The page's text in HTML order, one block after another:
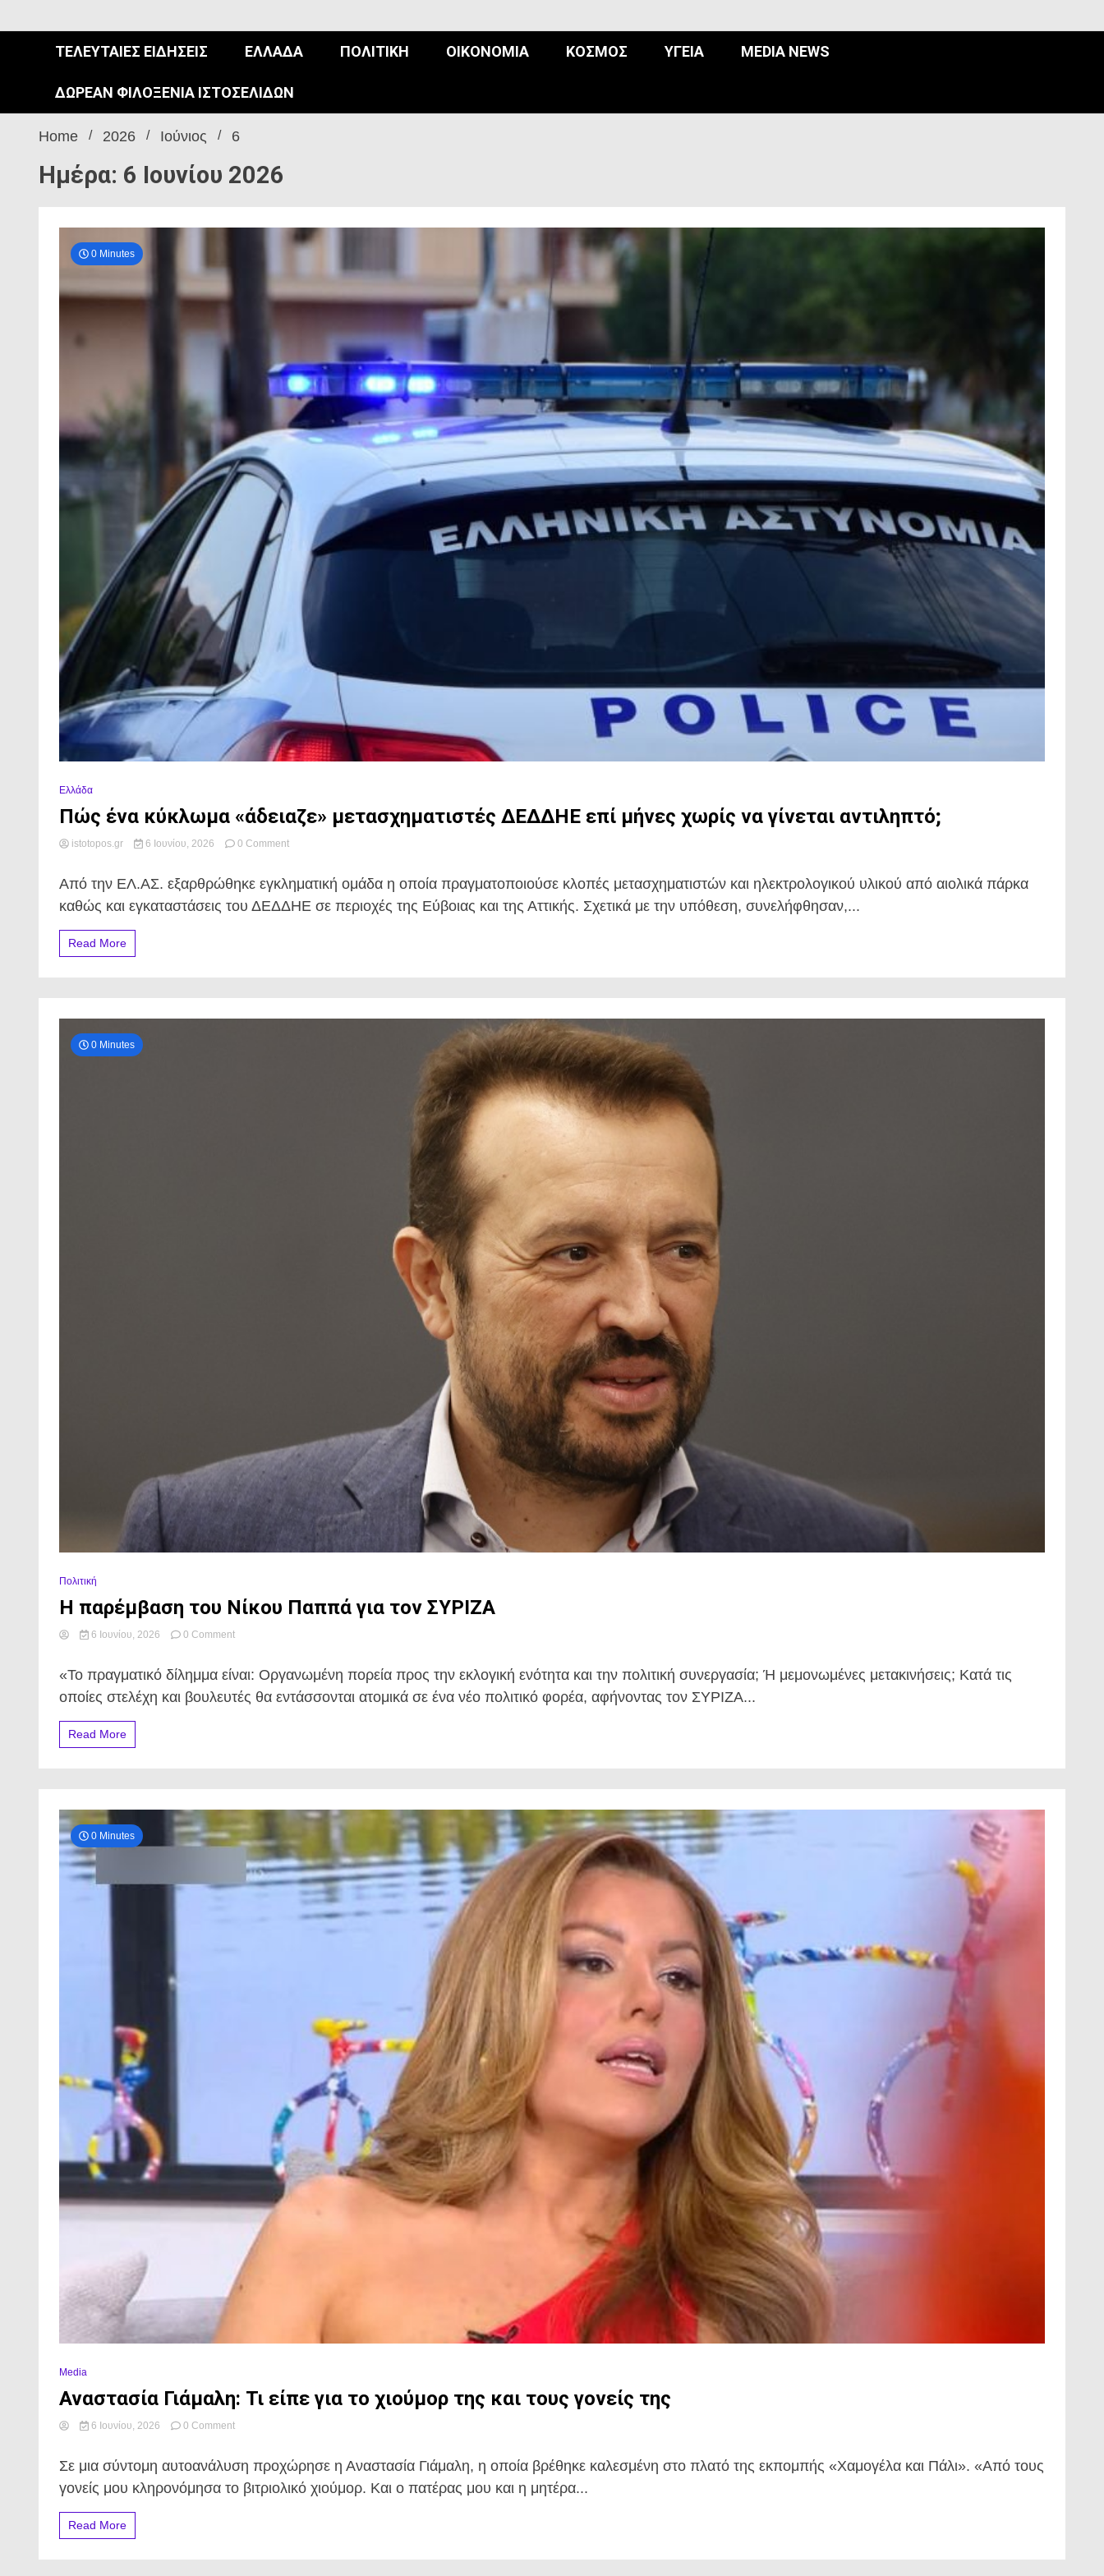
ΤΕΛΕΥΤΑΊΕΣ ΕΙΔΉΣΕΙΣ ΕΛΛΆΔΑ ΠΟΛΙΤΙΚΉ ΟΙΚΟΝΟΜΊΑ ΚΌΣΜΟΣ ΥΓΕΊΑ MEDIA NEWS
ΔΩΡΕΆΝ ΦΙΛΟΞΕΝΊΑ ΙΣΤΟΣΕΛΊΔΩΝ
Home 2026 Ιούνιος 6
Ημέρα: 6 Ιουνίου 2026
0 Minutes
Ελλάδα
Πώς ένα κύκλωμα «άδειαζε» μετασχηματιστές ΔΕΔΔΗΕ επί μήνες χωρίς να γίνεται αντιληπτό;
istotopos.gr 6 Ιουνίου, 2026 0 Commenton
κύκλωμα
«άδειαζε»
μετασχηματιστές
αντιληπτό;
Από την ΕΛ.ΑΣ. εξαρθρώθηκε εγκληματική ομάδα η οποία πραγματοποιούσε κλοπές μετασχηματιστών και ηλεκτρολογικού υλικού από αιολικά πάρκα
καθώς και εγκαταστάσεις του ΔΕΔΔΗΕ σε περιοχές της Εύβοιας και της Αττικής. Σχετικά με την υπόθεση, συνελήφθησαν,...
Read More
0 Minutes
Πολιτική
Η παρέμβαση του Νίκου Παππά για τον ΣΥΡΙΖΑ
6 Ιουνίου, 2026 0 Commenton
του
Νίκου
Παππά
«Το πραγματικό δίλημμα είναι: Οργανωμένη πορεία προς την εκλογική ενότητα και την πολιτική συνεργασία; Ή μεμονωμένες μετακινήσεις; Κατά τις
οποίες στελέχη και βουλευτές θα εντάσσονται ατομικά σε ένα νέο πολιτικό φορέα, αφήνοντας τον ΣΥΡΙΖΑ...
Read More
0 Minutes
Media
Αναστασία Γιάμαλη: Τι είπε για το χιούμορ της και τους γονείς της
6 Ιουνίου, 2026 0 Commenton
Τι
είπε
για
Σε μια σύντομη αυτοανάλυση προχώρησε η Αναστασία Γιάμαλη, η οποία βρέθηκε καλεσμένη στο πλατό της εκπομπής «Χαμογέλα και Πάλι». «Από τους
γονείς μου κληρονόμησα το βιτριολικό χιούμορ. Και ο πατέρας μου και η μητέρα...
Read More